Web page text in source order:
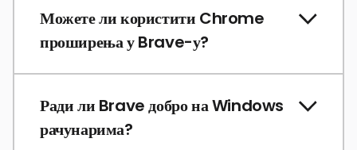
Можете ли користити Chrome
проширења у Brave-у?
Ради ли Brave добро на Windows
рачунарима?